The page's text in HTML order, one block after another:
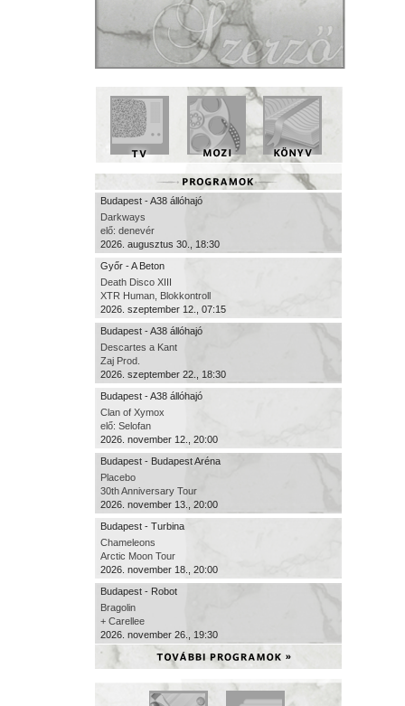
Budapest - A38 állóhajó
Darkways
elő: denevér
2026. augusztus 30., 18:30
Győr - A Beton
Death Disco XIII
XTR Human, Blokkontroll
2026. szeptember 12., 07:15
Budapest - A38 állóhajó
Descartes a Kant
Zaj Prod.
2026. szeptember 22., 18:30
Budapest - A38 állóhajó
Clan of Xymox
elő: Selofan
2026. november 12., 20:00
Budapest - Budapest Aréna
Placebo
30th Anniversary Tour
2026. november 13., 20:00
Budapest - Turbina
Chameleons
Arctic Moon Tour
2026. november 18., 20:00
Budapest - Robot
Bragolin
+ Carellee
2026. november 26., 19:30